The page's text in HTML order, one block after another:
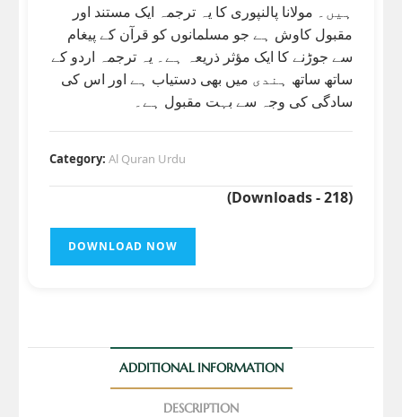
ہیں۔ مولانا پالنپوری کا یہ ترجمہ ایک مستند اور
مقبول کاوش ہے جو مسلمانوں کو قرآن کے پیغام
سے جوڑنے کا ایک مؤثر ذریعہ ہے۔ یہ ترجمہ اردو کے
ساتھ ساتھ ہندی میں بھی دستیاب ہے اور اس کی
سادگی کی وجہ سے بہت مقبول ہے۔
Category:Al Quran Urdu
(Downloads - 218)
DOWNLOAD NOW
ADDITIONAL INFORMATION
DESCRIPTION